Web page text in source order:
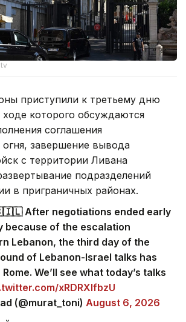
приступили к третьему дню
ходе которого обсуждаются
соглашения
завершение вывода
с территории Ливана
подразделений
в приграничных районах.
After negotiations ended early
because of the escalation
Lebanon, the third day of the
of Lebanon-Israel talks has
We’ll see what today’s talks
xRDRXlfbzU
(@murat_toni) August 6, 2026